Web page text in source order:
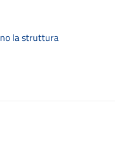
la struttura